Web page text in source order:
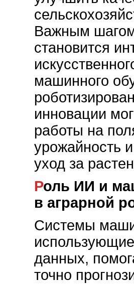
Важным
становится
машинного
инновации
работы на
урожайность
уход за
Роль ИИ и машинного обучения
в аграрной
Системы
данных,
точно